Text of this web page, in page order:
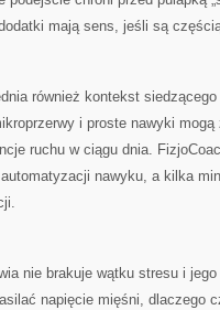
mają sens, jeśli są
również kontekst
i proste nawyki
ruchu w ciągu dnia.
nawyku, a kilka
nie brakuje wątku stresu i
napięcie mięśni, dlaczego